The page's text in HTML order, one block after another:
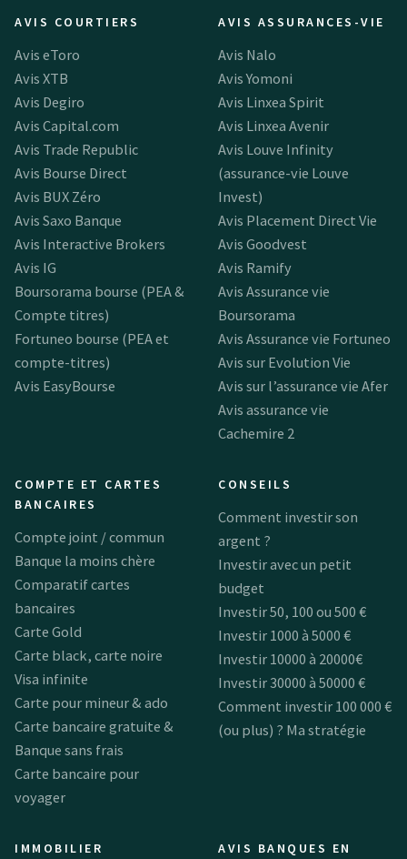
AVIS COURTIERS
Avis eToro
Avis XTB
Avis Degiro
Avis Capital.com
Avis Trade Republic
Avis Bourse Direct
Avis BUX Zéro
Avis Saxo Banque
Avis Interactive Brokers
Avis IG
Boursorama bourse (PEA &
Compte titres)
Fortuneo bourse (PEA et
compte-titres)
Avis EasyBourse
AVIS ASSURANCES-VIE
Avis Nalo
Avis Yomoni
Avis Linxea Spirit
Avis Linxea Avenir
Avis Louve Infinity
(assurance-vie Louve
Invest)
Avis Placement Direct Vie
Avis Goodvest
Avis Ramify
Avis Assurance vie
Boursorama
Avis Assurance vie Fortuneo
Avis sur Evolution Vie
Avis sur l’assurance vie Afer
Avis assurance vie
Cachemire 2
COMPTE ET CARTES
BANCAIRES
Compte joint / commun
Banque la moins chère
Comparatif cartes
bancaires
Carte Gold
Carte black, carte noire
Visa infinite
Carte pour mineur & ado
Carte bancaire gratuite &
Banque sans frais
Carte bancaire pour
voyager
CONSEILS
Comment investir son
argent ?
Investir avec un petit
budget
Investir 50, 100 ou 500 €
Investir 1000 à 5000 €
Investir 10000 à 20000€
Investir 30000 à 50000 €
Comment investir 100 000 €
(ou plus) ? Ma stratégie
IMMOBILIER
AVIS BANQUES EN